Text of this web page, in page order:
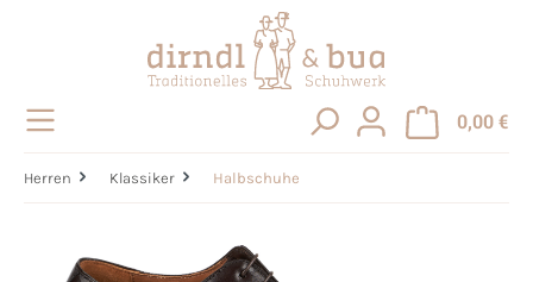
0,00 €
Herren Klassiker Halbschuhe
Bildergalerie überspringen